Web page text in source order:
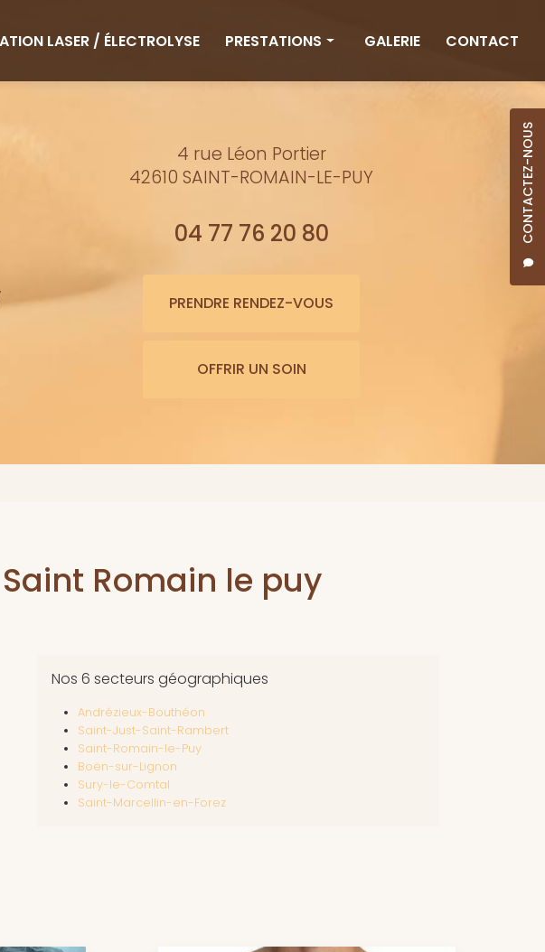
CONTACTEZ-NOUS
LASER / ÉLECTROLYSE PRESTATIONS
Minceur
Bienfaits de l'eau
GALERIE CONTACT
4 rue Léon Portier
42610 SAINT-ROMAIN-LE-PUY
04 77 76 20 80
PRENDRE RENDEZ-VOUS
OFFRIR UN SOIN
Romain le puy
Nos 6 secteurs géographiques
Andrézieux-Bouthéon
Saint-Just-Saint-Rambert
Saint-Romain-le-Puy
Boën-sur-Lignon
Sury-le-Comtal
Saint-Marcellin-en-Forez